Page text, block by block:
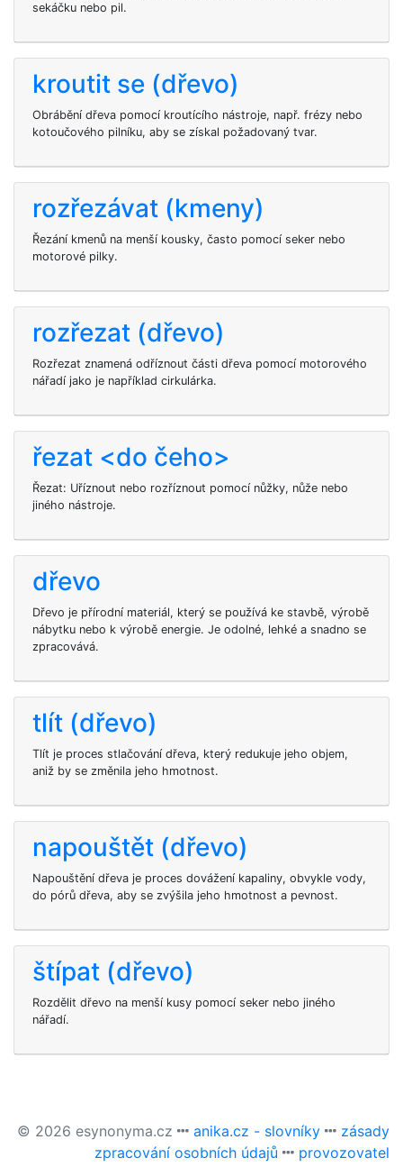
sekáčku nebo pil.
kroutit se (dřevo)
Obrábění dřeva pomocí kroutícího nástroje, např. frézy nebo
kotoučového pilníku, aby se získal požadovaný tvar.
rozřezávat (kmeny)
Řezání kmenů na menší kousky, často pomocí seker nebo
motorové pilky.
rozřezat (dřevo)
Rozřezat znamená odříznout části dřeva pomocí motorového
nářadí jako je například cirkulárka.
řezat <do čeho>
Řezat: Uříznout nebo rozříznout pomocí nůžky, nůže nebo
jiného nástroje.
dřevo
Dřevo je přírodní materiál, který se používá ke stavbě, výrobě
nábytku nebo k výrobě energie. Je odolné, lehké a snadno se
zpracovává.
tlít (dřevo)
Tlít je proces stlačování dřeva, který redukuje jeho objem,
aniž by se změnila jeho hmotnost.
napouštět (dřevo)
Napouštění dřeva je proces dovážení kapaliny, obvykle vody,
do pórů dřeva, aby se zvýšila jeho hmotnost a pevnost.
štípat (dřevo)
Rozdělit dřevo na menší kusy pomocí seker nebo jiného
nářadí.
© 2026 esynonyma.cz anika.cz - slovníky
zásady
zpracování osobních údajů
provozovatel